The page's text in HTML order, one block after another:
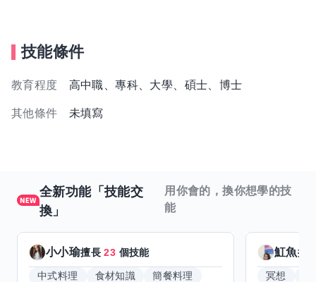
技能條件
教育程度 高中職、專科、大學、碩士、博士
其他條件 未填寫
全新功能「技能交
換」
用你會的，換你想學的技
能
小小瑜擅長23 個技能
中式料理 食材知識
簡餐料理
魟魚擅
冥想